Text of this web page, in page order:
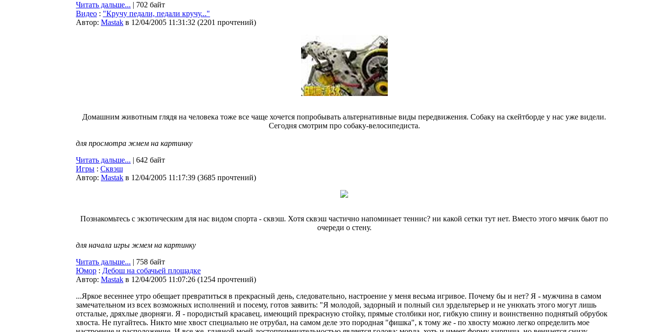
Читать дальше... | 702 байт
Видео : "Кручу педали, педали кручу..."
Автор: Мastak в 12/04/2005 11:31:32 (2201 прочтений)
Домашним животным глядя на человека тоже все чаще хочется попробывать альтернативные виды передвижения. Собаку на скейтборде у нас уже видели.
Сегодня смотрим про собаку-велосипедиста.
для просмотра жмем на картинку
Читать дальше... | 642 байт
Игры : Сквэш
Автор: Мastak в 12/04/2005 11:17:39 (3685 прочтений)
Познакомьтесь с экзотическим для нас видом спорта - сквэш. Хотя сквэш частично напоминает теннис? ни какой сетки тут нет. Вместо этого мячик бьют по
очереди о стену.
для начала игры жмем на картинку
Читать дальше... | 758 байт
Юмор : Дебош на собачьей площадке
Автор: Мastak в 12/04/2005 11:07:26 (1254 прочтений)
...Яркое весеннее утро обещает превратиться в прекрасный день, следовательно, настроение у меня весьма игривое. Почему бы и нет? Я - мужчина в самом
замечательном из всех возможных исполнений и посему, готов заявить: "Я молодой, задорный и полный сил эрдельтерьер и не унюхать этого могут лишь
отсталые, дряхлые дворняги. Я - породистый красавец, имеющий прекрасную стойку, прямые столбики ног, гибкую спину и воинственно поднятый обрубок
хвоста. Не пугайтесь. Никто мне хвост специально не отрубал, на самом деле это породная "фишка", к тому же - по хвосту можно легко определить мое